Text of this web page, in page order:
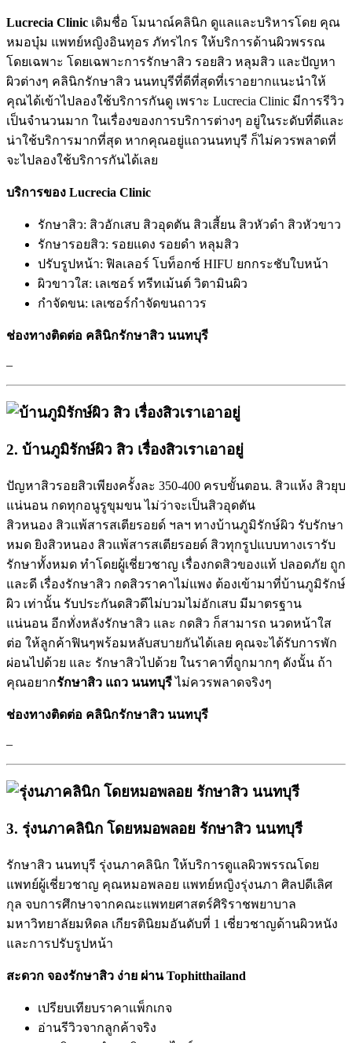
Lucrecia Clinic เดิมชื่อ โมนาณ์คลินิก ดูแลและบริหารโดย คุณ
หมอบุ๋ม แพทย์หญิงอินทุอร ภัทรไกร ให้บริการด้านผิวพรรณ
โดยเฉพาะ โดยเฉพาะการรักษาสิว รอยสิว หลุมสิว และปัญหา
ผิวต่างๆ คลินิกรักษาสิว นนทบุรีที่ดีที่สุดที่เราอยากแนะนำให้
คุณได้เข้าไปลองใช้บริการกันดู เพราะ Lucrecia Clinic มีการรีวิว
เป็นจำนวนมาก ในเรื่องของการบริการต่างๆ อยู่ในระดับที่ดีและ
น่าใช้บริการมากที่สุด หากคุณอยู่แถวนนทบุรี ก็ไม่ควรพลาดที่
จะไปลองใช้บริการกันได้เลย
บริการของ Lucrecia Clinic
รักษาสิว: สิวอักเสบ สิวอุดตัน สิวเสี้ยน สิวหัวดำ สิวหัวขาว
รักษารอยสิว: รอยแดง รอยดำ หลุมสิว
ปรับรูปหน้า: ฟิลเลอร์ โบท็อกซ์ HIFU ยกกระชับใบหน้า
ผิวขาวใส: เลเซอร์ ทรีทเม้นต์ วิตามินผิว
กำจัดขน: เลเซอร์กำจัดขนถาวร
ช่องทางติดต่อ คลินิกรักษาสิว นนทบุรี
–
2. บ้านภูมิรักษ์ผิว สิว เรื่องสิวเราเอาอยู่
ปัญหาสิวรอยสิวเพียงครั้งละ 350-400 ครบขั้นตอน. สิวแห้ง สิวยุบ
แน่นอน กดทุกอนูรูขุมขน ไม่ว่าจะเป็นสิวอุดตัน
สิวหนอง สิวแพ้สารสเตียรอยด์ ฯลฯ ทางบ้านภูมิรักษ์ผิว รับรักษา
หมด ยิงสิวหนอง สิวแพ้สารสเตียรอยด์ สิวทุกรูปแบบทางเรารับ
รักษาทั้งหมด ทำโดยผู้เชี่ยวชาญ เรื่องกดสิวของแท้ ปลอดภัย ถูก
และดี เรื่องรักษาสิว กดสิวราคาไม่แพง ต้องเข้ามาที่บ้านภูมิรักษ์
ผิว เท่านั้น รับประกันดสิวดีไม่บวมไม่อักเสบ มีมาตรฐาน
แน่นอน อีกทั่งหลังรักษาสิว และ กดสิว ก็สามารถ นวดหน้าใส
ต่อ ให้ลูกค้าฟินๆพร้อมหลับสบายกันได้เลย คุณจะได้รับการพัก
ผ่อนไปด้วย และ รักษาสิวไปด้วย ในราคาที่ถูกมากๆ ดังนั้น ถ้า
คุณอยากรักษาสิว แถว นนทบุรีไม่ควรพลาดจริงๆ
ช่องทางติดต่อ คลินิกรักษาสิว นนทบุรี
–
3. รุ่งนภาคลินิก โดยหมอพลอย รักษาสิว นนทบุรี
รักษาสิว นนทบุรี รุ่งนภาคลินิก ให้บริการดูแลผิวพรรณโดย
แพทย์ผู้เชี่ยวชาญ คุณหมอพลอย แพทย์หญิงรุ่งนภา ศิลปดีเลิศ
กุล จบการศึกษาจากคณะแพทยศาสตร์ศิริราชพยาบาล
มหาวิทยาลัยมหิดล เกียรตินิยมอันดับที่ 1 เชี่ยวชาญด้านผิวหนัง
และการปรับรูปหน้า
สะดวก จองรักษาสิว ง่าย ผ่าน Tophitthailand
เปรียบเทียบราคาแพ็กเกจ
อ่านรีวิวจากลูกค้าจริง